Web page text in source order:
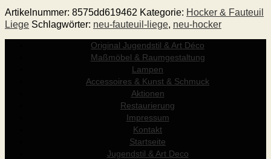
Artikelnummer: 8575dd619462 Kategorie: Hocker & Fauteuil
Liege Schlagwörter: neu-fauteuil-liege, neu-hocker
Original Jugendstil & Art Déco
Maßmöbel & Raumgestaltung
Lampen
Accessoires & Kunst & Schmuck
Aktionen
Restaurierung
Impressum
Kontakt
Startseite
Jugendstil & Art Deco